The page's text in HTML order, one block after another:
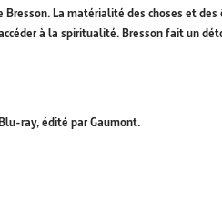
Bresson. La matérialité des choses et
à la spiritualité. Bresson fait un
ray, édité par Gaumont.